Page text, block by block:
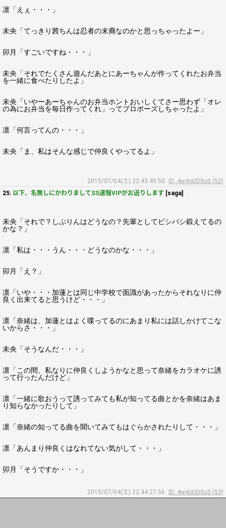
凛「えぇ・・・」
未央「てっきり茜ちんは忍者の末裔なのかと思っちゃったよー」
卯月「すごいですね・・・」
未央「それでたくさん遊んだあとにあーちゃんが作ってくれたお弁当
を一緒に食べたりしたよ」
未央「いやーあーちゃんのお弁当ホントおいしくてさー思わず「オレ
の為にお弁当を毎日作ってくれ」ってプロポーズしちゃったよ」
凛「何言ってんの・・・」
未央「ま、私はそんな感じで仲良くやってるよ」
2015/07/04(土) 22:43:49.50
ID: 4w4oUD0u0 (52)
25: 以下、名無しにかわりましてSS速報VIPがお送りします [saga]
未央「それで？しぶりんはどうなの？先輩としてビシバシ鍛えてるの
かな？」
凛「私は・・・うん・・・どうなのかな・・・」
卯月「え？」
凛「いや・・・加蓮とは同じ中学校で面識があったからそれなりに仲
良く出来てると思うけど・・・」
凛「奈緒は、加蓮とはよく喋ってるのにあまり私には話しかけてこな
いからさ・・・」
未央「そうなんだ・・・」
凛「この間、私なりに仲良くしようかなと思って奈緒をカラオケに誘
って行ったんだけど」
凛「一緒に歌おうって誘ってみても私が知ってる曲とかを奈緒はあま
り知らなかったりして」
凛「奈緒の知ってる曲を聞いてみてもはぐらかされたりして・・・」
凛「あんまり仲良くはなれてない気がして・・・」
卯月「そうですか・・・」
2015/07/04(土) 22:44:27.56 ID: 4w4oUD0u0 (52)